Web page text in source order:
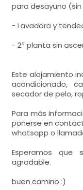
para desayuno
- Lavadora y
- 2ª planta sin
Este alojamiento
acondicionado,
secador de pelo,
Para más
ponerse en
whatsapp o
Esperamos que
agradable.
buen camino :)